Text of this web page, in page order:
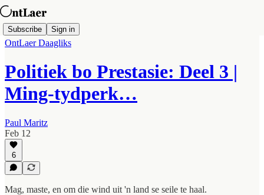
Subscribe Sign in
OntLaer Daagliks
Politiek bo Prestasie: Deel 3 |
Ming-tydperk…
Paul Maritz
Feb 12
6
Mag, maste, en om die wind uit 'n land se seile te haal.